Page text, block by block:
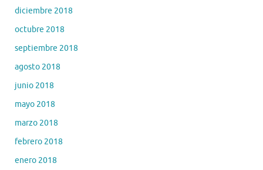
diciembre 2018
octubre 2018
septiembre 2018
agosto 2018
junio 2018
mayo 2018
marzo 2018
febrero 2018
enero 2018